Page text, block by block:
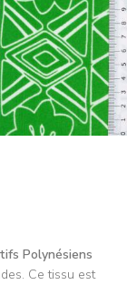
Polynésiens
Ce tissu est